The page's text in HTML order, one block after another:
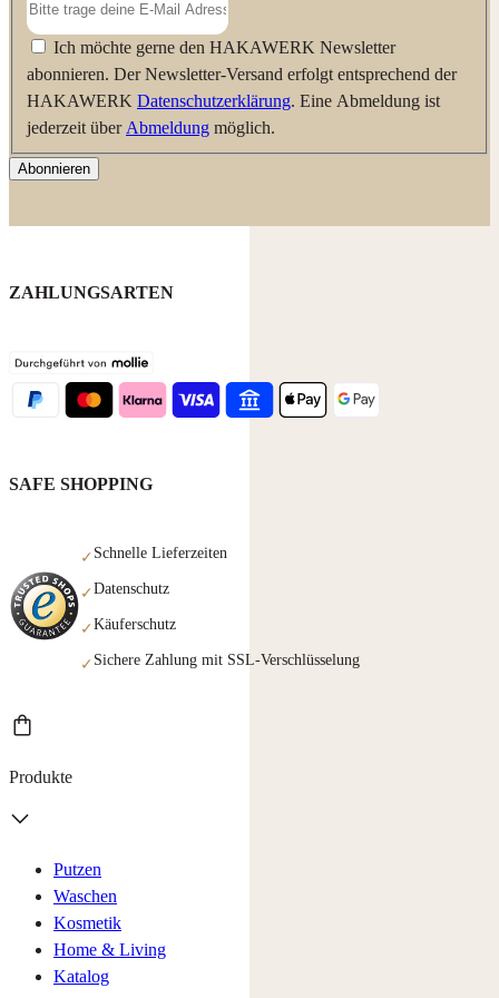
Ich möchte gerne den HAKAWERK Newsletter
abonnieren. Der Newsletter-Versand erfolgt entsprechend der
HAKAWERK Datenschutzerklärung. Eine Abmeldung ist
jederzeit über Abmeldung möglich.
Abonnieren
ZAHLUNGSARTEN
SAFE SHOPPING
✓ Schnelle Lieferzeiten
✓Datenschutz
✓Käuferschutz
✓ Sichere Zahlung mit SSL-Verschlüsselung
Produkte
Putzen
Waschen
Kosmetik
Home & Living
Katalog